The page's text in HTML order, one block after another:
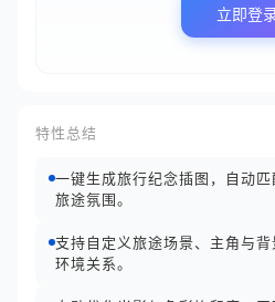
立即登
特性总结
一键生成旅行纪念插图，自动
旅途氛围。
支持自定义旅途场景、主角与
环境关系。